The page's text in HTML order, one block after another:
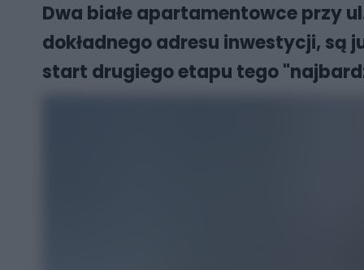
Dwa białe apartamentowce przy
dokładnego adresu inwestycji, są
start drugiego etapu tego